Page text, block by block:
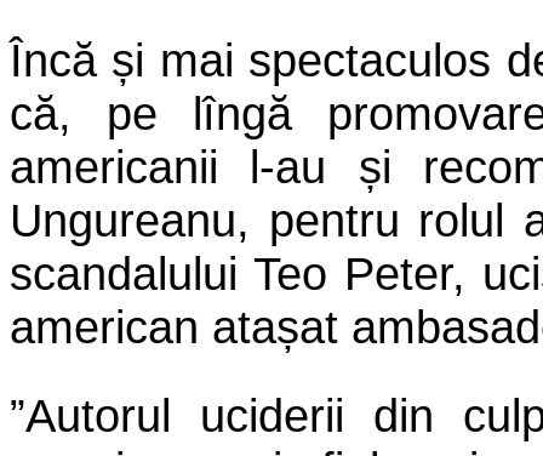
Încă și mai spectaculos
că, pe lîngă
americanii l-au și
Ungureanu, pentru rolul
scandalului Teo Peter,
american atașat
”Autorul uciderii din